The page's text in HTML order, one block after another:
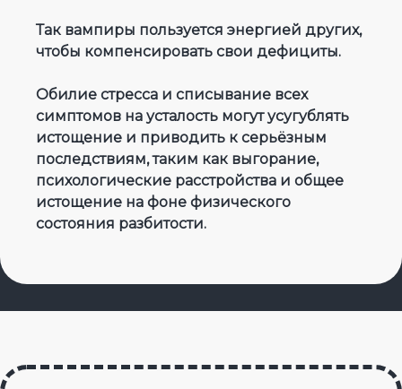
Так вампиры пользуется энергией других,
чтобы компенсировать свои дефициты.
Обилие стресса и списывание всех
симптомов на усталость могут усугублять
истощение и приводить к серьёзным
последствиям, таким как выгорание,
психологические расстройства и общее
истощение на фоне физического
состояния разбитости.